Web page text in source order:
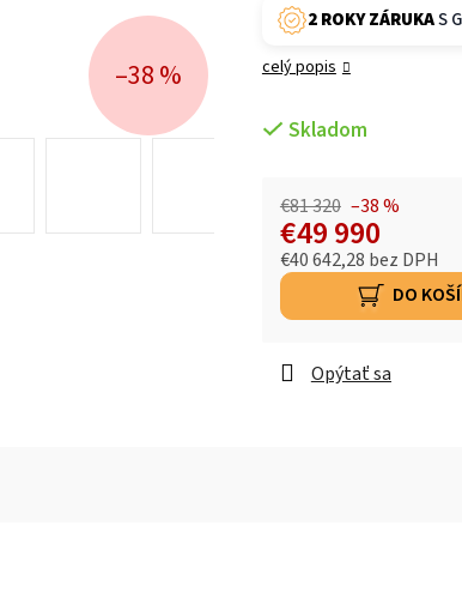
2 ROKY ZÁRUKAS
celý popis
Skladom
€81 320 –38 %
€49 990
€40 642,28 bez DPH
DO
Opýtať sa
–38 %